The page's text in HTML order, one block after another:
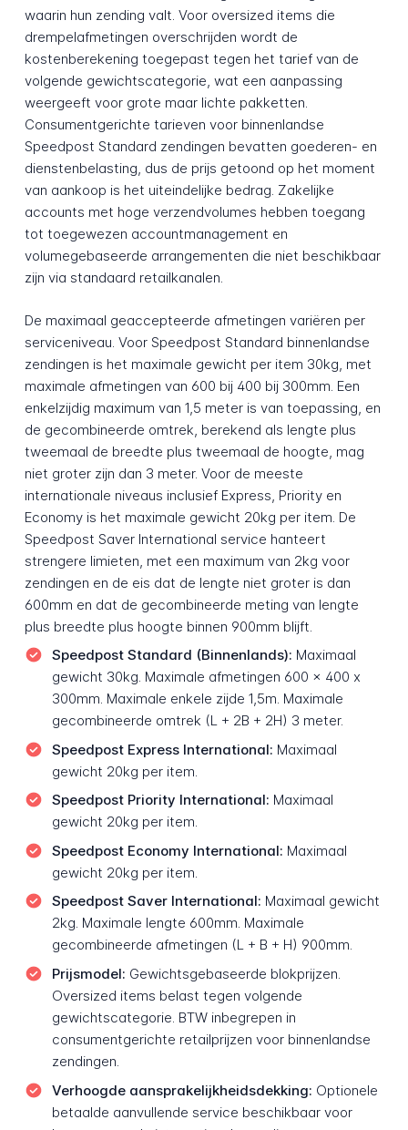
waarin hun zending valt. Voor oversized items die
drempelafmetingen overschrijden wordt de
kostenberekening toegepast tegen het tarief van de
volgende gewichtscategorie, wat een aanpassing
weergeeft voor grote maar lichte pakketten.
Consumentgerichte tarieven voor binnenlandse
Speedpost Standard zendingen bevatten goederen- en
dienstenbelasting, dus de prijs getoond op het moment
van aankoop is het uiteindelijke bedrag. Zakelijke
accounts met hoge verzendvolumes hebben toegang
tot toegewezen accountmanagement en
volumegebaseerde arrangementen die niet beschikbaar
zijn via standaard retailkanalen.
De maximaal geaccepteerde afmetingen variëren per
serviceniveau. Voor Speedpost Standard binnenlandse
zendingen is het maximale gewicht per item 30kg, met
maximale afmetingen van 600 bij 400 bij 300mm. Een
enkelzijdig maximum van 1,5 meter is van toepassing, en
de gecombineerde omtrek, berekend als lengte plus
tweemaal de breedte plus tweemaal de hoogte, mag
niet groter zijn dan 3 meter. Voor de meeste
internationale niveaus inclusief Express, Priority en
Economy is het maximale gewicht 20kg per item. De
Speedpost Saver International service hanteert
strengere limieten, met een maximum van 2kg voor
zendingen en de eis dat de lengte niet groter is dan
600mm en dat de gecombineerde meting van lengte
plus breedte plus hoogte binnen 900mm blijft.
Speedpost Standard (Binnenlands): Maximaal
gewicht 30kg. Maximale afmetingen 600 x 400 x
300mm. Maximale enkele zijde 1,5m. Maximale
gecombineerde omtrek (L + 2B + 2H) 3 meter.
Speedpost Express International: Maximaal
gewicht 20kg per item.
Speedpost Priority International: Maximaal
gewicht 20kg per item.
Speedpost Economy International: Maximaal
gewicht 20kg per item.
Speedpost Saver International: Maximaal gewicht
2kg. Maximale lengte 600mm. Maximale
gecombineerde afmetingen (L + B + H) 900mm.
Prijsmodel: Gewichtsgebaseerde blokprijzen.
Oversized items belast tegen volgende
gewichtscategorie. BTW inbegrepen in
consumentgerichte retailprijzen voor binnenlandse
zendingen.
Verhoogde aansprakelijkheidsdekking: Optionele
betaalde aanvullende service beschikbaar voor